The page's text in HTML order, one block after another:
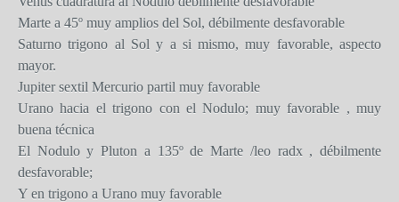
Marte a 45º muy amplios del Sol, débilmente desfavorable
Saturno trigono al Sol y a si mismo, muy favorable, aspecto
mayor.
Jupiter sextil Mercurio partil muy favorable
Urano hacia el trigono con el Nodulo; muy favorable , muy
buena técnica
El Nodulo y Pluton a 135º de Marte /leo radx , débilmente
desfavorable;
Y en trigono a Urano muy favorable